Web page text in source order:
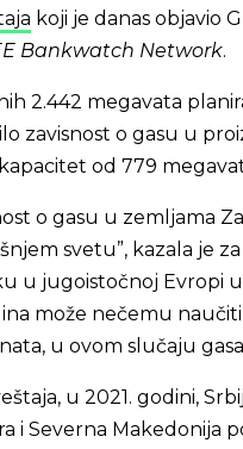
koji je danas objavio
Bankwatch Network.
2.442 megavata
zavisnost o gasu u
od 779
o gasu u zemljama
svetu”, kazala je
u jugoistočnoj Evropi u
može nečemu
u ovom slučaju
u 2021. godini,
i Severna Makedonija